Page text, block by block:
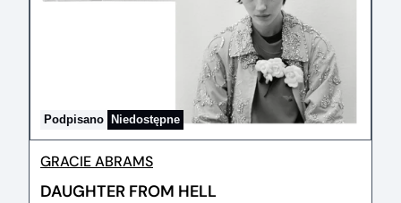
Podpisano Niedostępne
GRACIE ABRAMS
DAUGHTER FROM HELL